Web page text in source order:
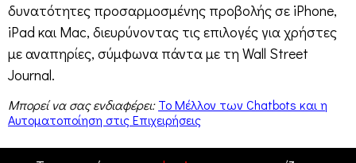
δυνατότητες προσαρμοσμένης προβολής σε iPhone,
iPad και Mac, διευρύνοντας τις επιλογές για χρήστες
με αναπηρίες, σύμφωνα πάντα με τη Wall Street
Journal.
Μπορεί να σας ενδιαφέρει: Το Μέλλον των Chatbots και η
Αυτοματοποίηση στις Επιχειρήσεις